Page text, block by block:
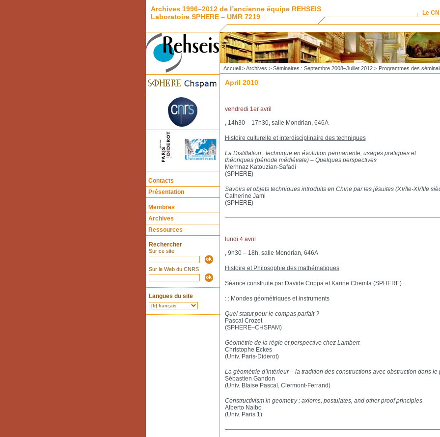
Archives 1996–2012 de l’ancienne équipe REHSEIS
Laboratoire SPHERE – UMR 7219
Le
Contacts
Présentation
Membres
Archives
Ressources
Rechercher
Sur ce site
Sur le Web du CNRS
Langues du site
Accueil>Archives > Séminaires : Septembre 2008–Juillet 2012> Programmes des
April 2010
vendredi 1er avril
, 14h30 – 17h30, salle Mondrian, 646A
Histoire culturelle et interdisciplinaire des techniques
La Distillation : technique en évolution permanente, usages pratiques et
théoriques (période médiévale) – Quelques perspectives
Merhnaz Katouzian-Safadi
(SPHERE)
Savoirs et objets techniques introduits en Chine par les jésuites (XVIIe-XVIIIe
Catherine Jami
(SPHERE)
lundi 4 avril
, 9h30 – 18h, salle Mondrian, 646A
Histoire et Philosophie des mathématiques
Séance construite par Davide Crippa et Karine Chemla (SPHERE)
: : Mondes géométriques et instruments
Quel statut pour le compas parfait ?
Pascal Crozet
(SPHERE–CHSPAM)
Géométrie de la règle et perspective chez Lambert
Christophe Eckes
(Univ. Paris-Diderot)
La géométrie d’intérieur – la tradition des constructions avec obstruction dans le
Sébastien Gandon
(Univ. Blaise Pascal, Clermont-Ferrand)
Constructivism in geometry : axioms, postulates, and other proof principles
Alberto Naibo
(Univ. Paris 1)